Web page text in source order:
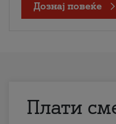
Дознај повеќе
Плати